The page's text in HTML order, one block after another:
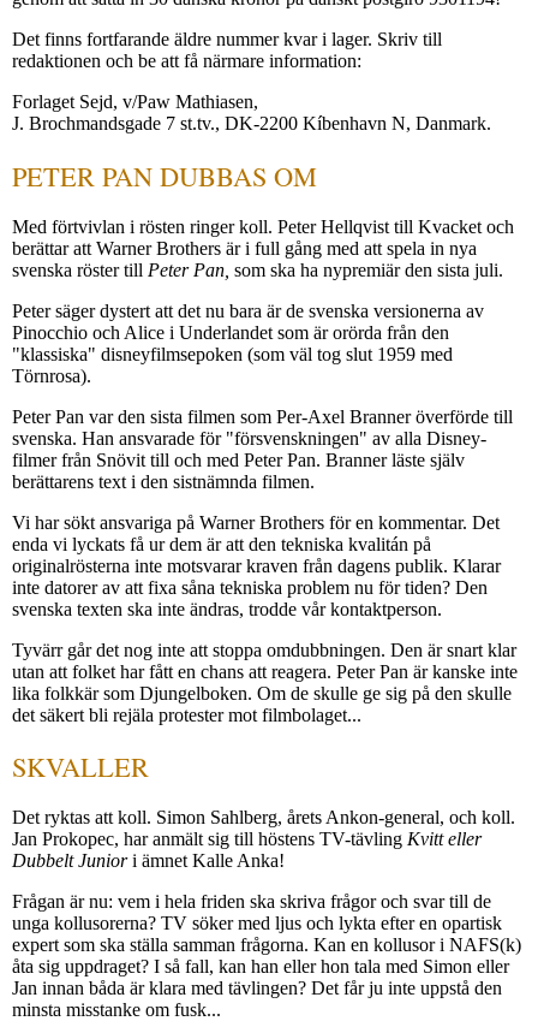
Det finns fortfarande äldre nummer kvar i lager. Skriv till
redaktionen och be att få närmare information:
Forlaget Sejd, v/Paw Mathiasen,
J. Brochmandsgade 7 st.tv., DK-2200 Kíbenhavn N, Danmark.
PETER PAN DUBBAS OM
Med förtvivlan i rösten ringer koll. Peter Hellqvist till Kvacket och
berättar att Warner Brothers är i full gång med att spela in nya
svenska röster till Peter Pan, som ska ha nypremiär den sista juli.
Peter säger dystert att det nu bara är de svenska versionerna av
Pinocchio och Alice i Underlandet som är orörda från den
"klassiska" disneyfilmsepoken (som väl tog slut 1959 med
Törnrosa).
Peter Pan var den sista filmen som Per-Axel Branner överförde till
svenska. Han ansvarade för "försvenskningen" av alla Disney-
filmer från Snövit till och med Peter Pan. Branner läste själv
berättarens text i den sistnämnda filmen.
Vi har sökt ansvariga på Warner Brothers för en kommentar. Det
enda vi lyckats få ur dem är att den tekniska kvalitán på
originalrösterna inte motsvarar kraven från dagens publik. Klarar
inte datorer av att fixa såna tekniska problem nu för tiden? Den
svenska texten ska inte ändras, trodde vår kontaktperson.
Tyvärr går det nog inte att stoppa omdubbningen. Den är snart klar
utan att folket har fått en chans att reagera. Peter Pan är kanske inte
lika folkkär som Djungelboken. Om de skulle ge sig på den skulle
det säkert bli rejäla protester mot filmbolaget...
SKVALLER
Det ryktas att koll. Simon Sahlberg, årets Ankon-general, och koll.
Jan Prokopec, har anmält sig till höstens TV-tävling Kvitt eller
Dubbelt Juniori ämnet Kalle Anka!
Frågan är nu: vem i hela friden ska skriva frågor och svar till de
unga kollusorerna? TV söker med ljus och lykta efter en opartisk
expert som ska ställa samman frågorna. Kan en kollusor i NAFS(k)
åta sig uppdraget? I så fall, kan han eller hon tala med Simon eller
Jan innan båda är klara med tävlingen? Det får ju inte uppstå den
minsta misstanke om fusk...